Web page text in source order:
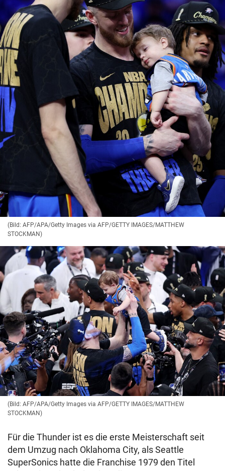
(Bild: AFP/APA/Getty Images via AFP/GETTY IMAGES/MATTHEW
STOCKMAN)
(Bild: AFP/APA/Getty Images via AFP/GETTY IMAGES/MATTHEW
STOCKMAN)
Für die Thunder ist es die erste Meisterschaft seit
dem Umzug nach Oklahoma City, als Seattle
SuperSonics hatte die Franchise 1979 den Titel